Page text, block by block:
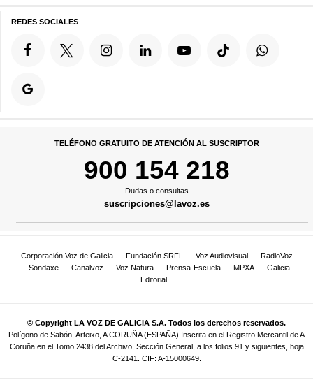
REDES SOCIALES
TELÉFONO GRATUITO DE ATENCIÓN AL SUSCRIPTOR
900 154 218
Dudas o consultas
suscripciones@lavoz.es
Corporación Voz de Galicia Fundación SRFL Voz Audiovisual
RadioVoz
Sondaxe
Canalvoz Voz Natura Prensa-Escuela MPXA
Galicia
Editorial
© Copyright LA VOZ DE GALICIA S.A. Todos los derechos reservados.
Polígono de Sabón, Arteixo, A CORUÑA (ESPAÑA) Inscrita en el Registro Mercantil de A
Coruña en el Tomo 2438 del Archivo, Sección General, a los folios 91 y siguientes, hoja
C-2141. CIF: A-15000649.